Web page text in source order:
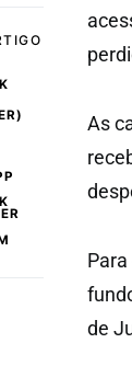
As
de